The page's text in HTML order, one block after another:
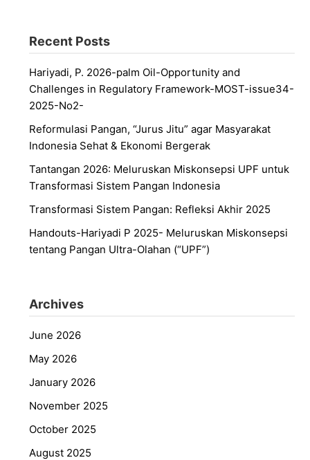
Recent Posts
Hariyadi, P. 2026-palm Oil-Opportunity and
Challenges in Regulatory Framework-MOST-issue34-
2025-No2-
Reformulasi Pangan, “Jurus Jitu” agar Masyarakat
Indonesia Sehat & Ekonomi Bergerak
Tantangan 2026: Meluruskan Miskonsepsi UPF untuk
Transformasi Sistem Pangan Indonesia
Transformasi Sistem Pangan: Refleksi Akhir 2025
Handouts-Hariyadi P 2025- Meluruskan Miskonsepsi
tentang Pangan Ultra-Olahan (“UPF”)
Archives
June 2026
May 2026
January 2026
November 2025
October 2025
August 2025